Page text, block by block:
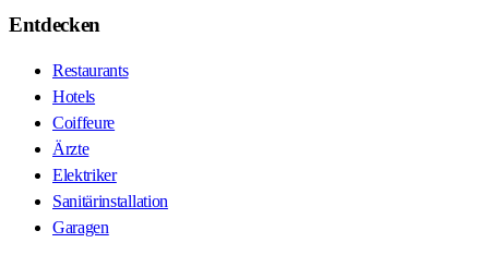
Entdecken
Restaurants
Hotels
Coiffeure
Ärzte
Elektriker
Sanitärinstallation
Garagen